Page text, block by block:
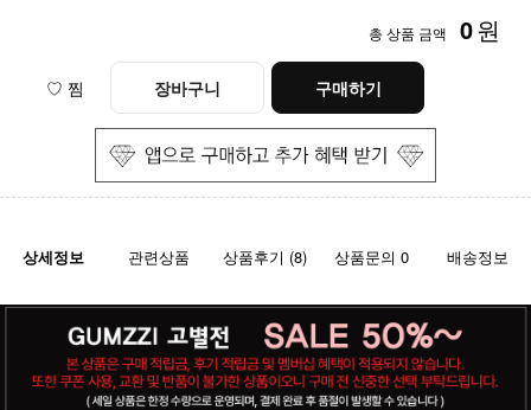
총 상품 금액 0원
♡ 찜 장바구니 구매하기
상세정보 관련상품 상품후기 (8) 상품문의 0 배송정보